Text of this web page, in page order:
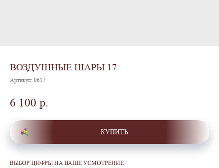
ВОЗДУШНЫЕ ШАРЫ 17
Артикул: 0617
6 100 р.
КУПИТЬ
ВЫБОР ЦИФРЫ НА ВАШЕ УСМОТРЕНИЕ.